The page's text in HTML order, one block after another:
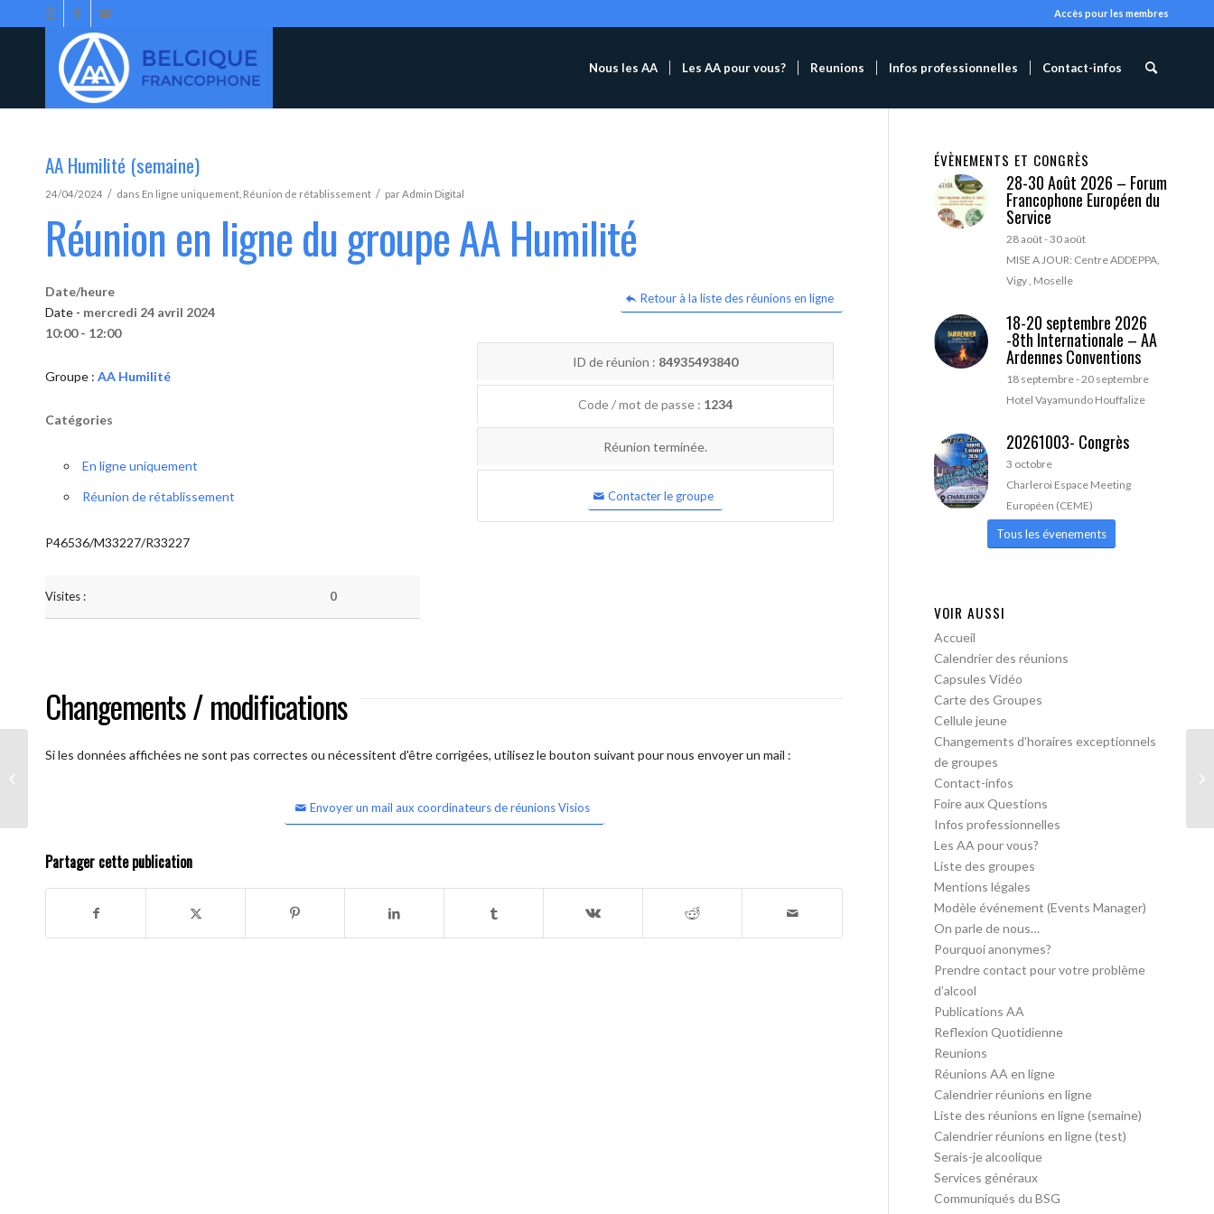
Accès pour les membres
Nous les AA Les AA pour vous? Reunions Infos professionnelles Contact-infos
AA Humilité (semaine)
24/04/2024 / dans En ligne uniquement Réunion de rétablissement / parAdmin Digital
Réunion en ligne du groupe AA Humilité
Retour à la liste des réunions en ligne
Date/heure
Date - mercredi 24 avril 2024
10:00 - 12:00
Groupe : AA Humilité
Catégories
En ligne uniquement
Réunion de rétablissement
P46536/M33227/R33227
Visites : 0
ID de réunion : 84935493840
Code / mot de passe : 1234
Réunion terminée.
Contacter le groupe
Changements / modifications
Si les données affichées ne sont pas correctes ou nécessitent d'être corrigées, utilisez le bouton suivant pour nous envoyer un mail :
Envoyer un mail aux coordinateurs de réunions Visios
Partager cette publication
ÉVÈNEMENTS ET CONGRÈS
28-30 Août 2026 – Forum
Francophone Européen du
Service
28 août-30 août
MISE A JOUR: Centre ADDEPPA,
Vigy , Moselle
18-20 septembre 2026
-8th Internationale – AA
Ardennes Conventions
18 septembre-20 septembre
Hotel Vayamundo Houffalize
20261003- Congrès
3 octobre
Charleroi Espace Meeting
Européen (CEME)
Tous les évenements
VOIR AUSSI
Accueil
Calendrier des réunions
Capsules Vidéo
Carte des Groupes
Cellule jeune
Changements d’horaires exceptionnels
de groupes
Contact-infos
Foire aux Questions
Infos professionnelles
Les AA pour vous?
Liste des groupes
Mentions légales
Modèle événement (Events Manager)
On parle de nous…
Pourquoi anonymes?
Prendre contact pour votre problème
d’alcool
Publications AA
Reflexion Quotidienne
Reunions
Réunions AA en ligne
Calendrier réunions en ligne
Liste des réunions en ligne (semaine)
Calendrier réunions en ligne (test)
Serais-je alcoolique
Services généraux
Communiqués du BSG